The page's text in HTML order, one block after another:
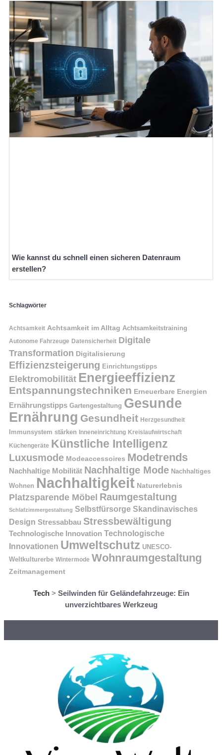
Wie kannst du schnell einen sicheren Datenraum
erstellen?
Schlagwörter
Achtsamkeit Achtsamkeit im Alltag Achtsamkeitstraining
Autonome Fahrzeuge Datensicherheit Digitale
Transformation Digitalisierung
Effizienzsteigerung Einrichtungstipps
Elektromobilität Energieeffizienz
Entspannungstechniken Erneuerbare Energien
Ernährungstipps Gartengestaltung Gesunde
Ernährung Gesundheit Herzgesundheit
Immunsystem stärken Inneneinrichtung Kreislaufwirtschaft
Küchengeräte Künstliche Intelligenz
Luxusmode Modeaccessoires Modetrends
Nachhaltige Mobilität Nachhaltige Mode Nachhaltiges
Wohnen Nachhaltigkeit Naturerlebnis
Platzsparende Möbel Raumgestaltung
Schlafzimmergestaltung Selbstfürsorge Skandinavisches
Design Stressabbau Stressbewältigung
Technologische Innovation Technologische
Innovationen Umweltschutz UNESCO-
Weltkulturerbe Wintermode Wohnraumgestaltung
Zeitmanagement
Tech> Seilwinden für Geländefahrzeuge: Ein
unverzichtbares Werkzeug